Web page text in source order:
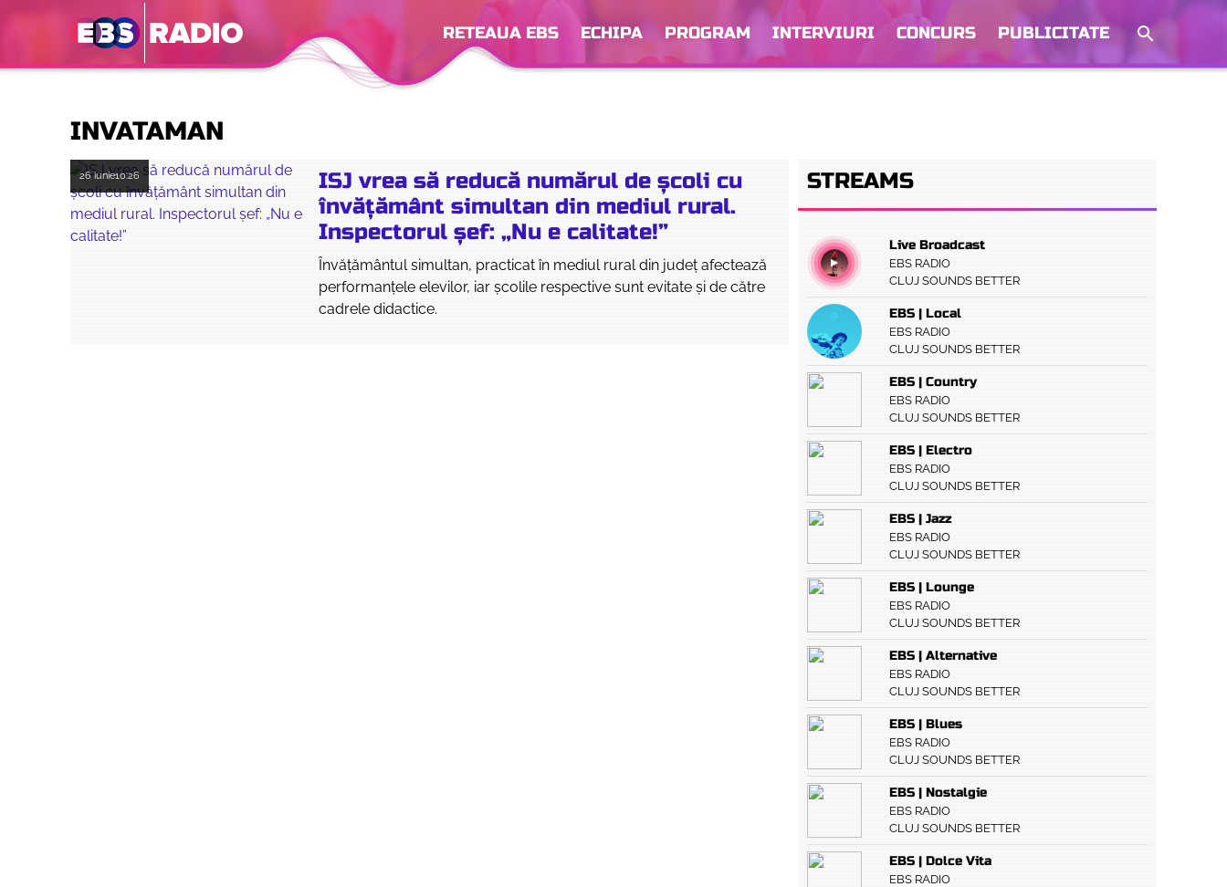
RETEAUA EBS ECHIPA PROGRAM INTERVIURI CONCURS PUBLICITATE
INVATAMAN
26 iunie10:26
ISJ vrea să reducă numărul de școli cu
învățământ simultan din mediul rural.
Inspectorul șef: „Nu e calitate!”
Învățământul simultan, practicat în mediul rural din județ afectează
performanțele elevilor, iar școlile respective sunt evitate și de către
cadrele didactice.
STREAMS
Live Broadcast
EBS RADIO
CLUJ SOUNDS BETTER
EBS | Local
EBS RADIO
CLUJ SOUNDS BETTER
EBS | Country
EBS RADIO
CLUJ SOUNDS BETTER
EBS | Electro
EBS RADIO
CLUJ SOUNDS BETTER
EBS | Jazz
EBS RADIO
CLUJ SOUNDS BETTER
EBS | Lounge
EBS RADIO
CLUJ SOUNDS BETTER
EBS | Alternative
EBS RADIO
CLUJ SOUNDS BETTER
EBS | Blues
EBS RADIO
CLUJ SOUNDS BETTER
EBS | Nostalgie
EBS RADIO
CLUJ SOUNDS BETTER
EBS | Dolce Vita
EBS RADIO